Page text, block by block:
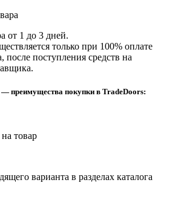
от 1 до 3 дней.
только при 100% оплате
после поступления средств на
— преимущества покупки в TradeDoors:
товар
варианта в разделах каталога